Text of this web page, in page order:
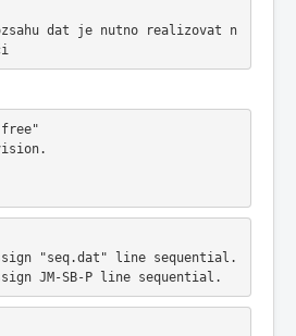
"seq.dat" line sequential.
JM-SB-P line sequential.